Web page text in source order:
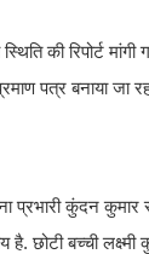
की रिपोर्ट
पत्र बनाया जा
प्रभारी कुंदन
बच्ची लक्ष्मी